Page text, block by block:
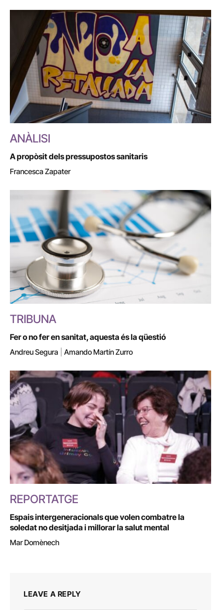
ANÀLISI
A propòsit dels pressupostos sanitaris
Francesca Zapater
TRIBUNA
Fer o no fer en sanitat, aquesta és la qüestió
Andreu Segura Amando Martín Zurro
REPORTATGE
Espais intergeneracionals que volen combatre la
soledat no desitjada i millorar la salut mental
Mar Domènech
LEAVE A REPLY